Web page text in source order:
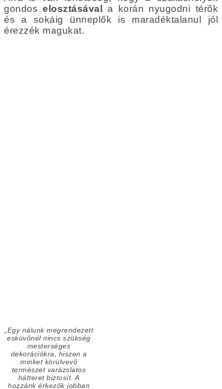
gondoselosztásával
a korán nyugodni térők
és a sokáig ünneplők is maradéktalanul jól
érezzék magukat.
„Egy nálunk megrendezett
esküvőnél nincs szükség
mesterséges
dekorációkra, hiszen a
minket körülvevő
természet varázslatos
hátteret biztosít. A
hozzánk érkezők jobban